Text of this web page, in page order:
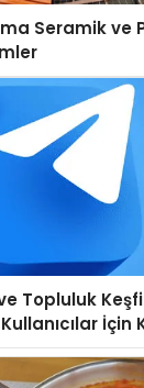
Seramik ve
Topluluk
İçin